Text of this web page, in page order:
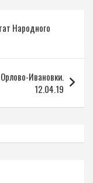
Народного
Ивановки.
12.04.19